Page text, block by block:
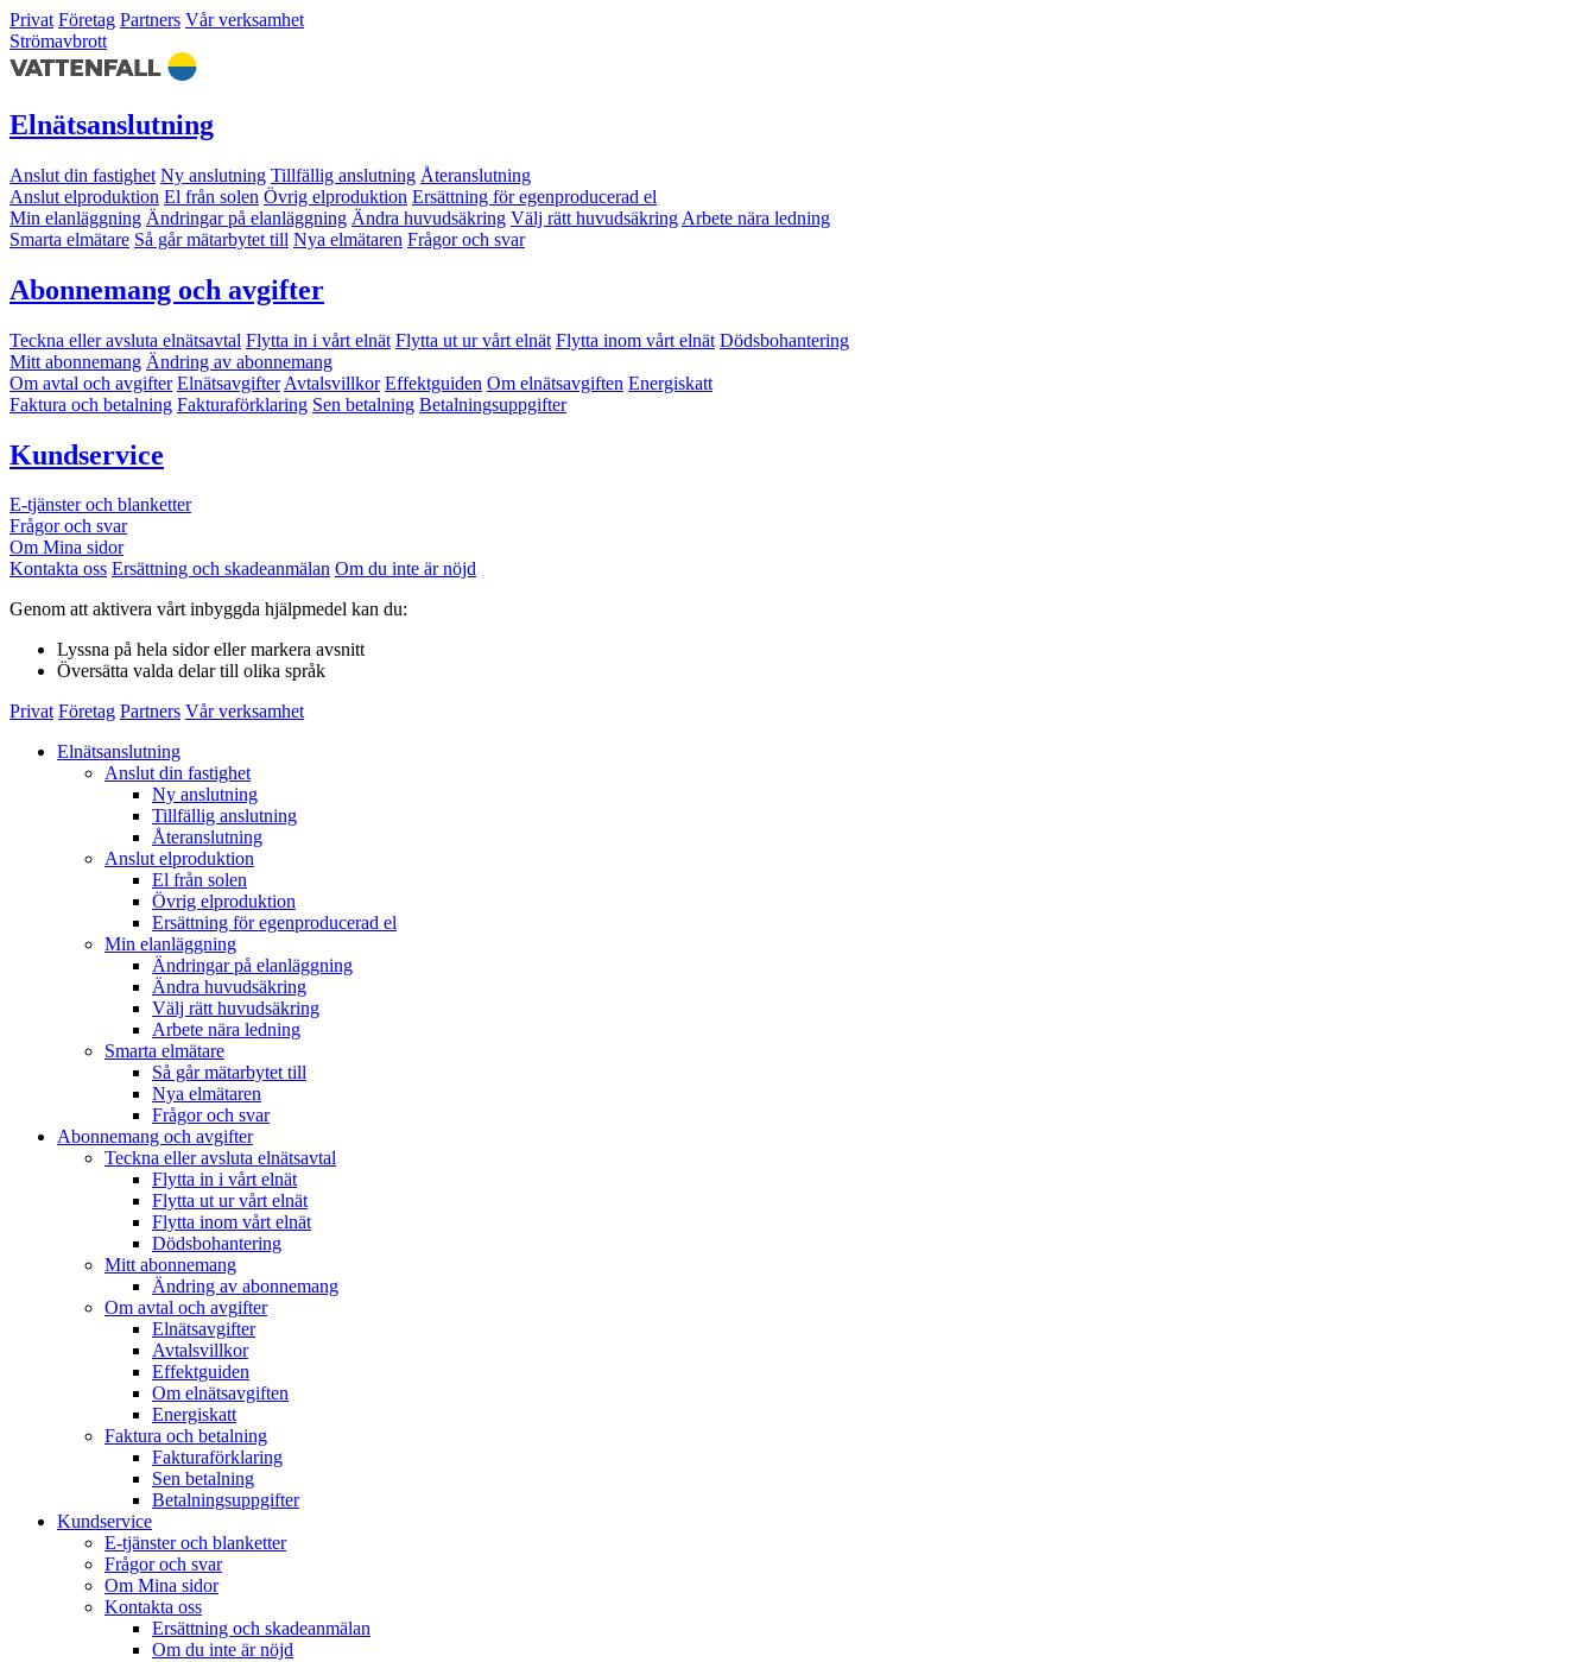
Privat Företag Partners Vår verksamhet
Strömavbrott
Elnätsanslutning
Anslut din fastighet Ny anslutning Tillfällig anslutning Återanslutning
Anslut elproduktion El från solen Övrig elproduktion Ersättning för egenproducerad el
Min elanläggning Ändringar på elanläggning Ändra huvudsäkring Välj rätt huvudsäkring Arbete nära ledning
Smarta elmätare Så går mätarbytet till Nya elmätaren Frågor och svar
Abonnemang och avgifter
Teckna eller avsluta elnätsavtal Flytta in i vårt elnät Flytta ut ur vårt elnät Flytta inom vårt elnät Dödsbohantering
Mitt abonnemang Ändring av abonnemang
Om avtal och avgifter Elnätsavgifter Avtalsvillkor Effektguiden Om elnätsavgiften Energiskatt
Faktura och betalning Fakturaförklaring Sen betalning Betalningsuppgifter
Kundservice
E-tjänster och blanketter
Frågor och svar
Om Mina sidor
Kontakta oss Ersättning och skadeanmälan Om du inte är nöjd
Genom att aktivera vårt inbyggda hjälpmedel kan du:
Lyssna på hela sidor eller markera avsnitt
Översätta valda delar till olika språk
Privat Företag Partners Vår verksamhet
Elnätsanslutning
Anslut din fastighet
Ny anslutning
Tillfällig anslutning
Återanslutning
Anslut elproduktion
El från solen
Övrig elproduktion
Ersättning för egenproducerad el
Min elanläggning
Ändringar på elanläggning
Ändra huvudsäkring
Välj rätt huvudsäkring
Arbete nära ledning
Smarta elmätare
Så går mätarbytet till
Nya elmätaren
Frågor och svar
Abonnemang och avgifter
Teckna eller avsluta elnätsavtal
Flytta in i vårt elnät
Flytta ut ur vårt elnät
Flytta inom vårt elnät
Dödsbohantering
Mitt abonnemang
Ändring av abonnemang
Om avtal och avgifter
Elnätsavgifter
Avtalsvillkor
Effektguiden
Om elnätsavgiften
Energiskatt
Faktura och betalning
Fakturaförklaring
Sen betalning
Betalningsuppgifter
Kundservice
E-tjänster och blanketter
Frågor och svar
Om Mina sidor
Kontakta oss
Ersättning och skadeanmälan
Om du inte är nöjd